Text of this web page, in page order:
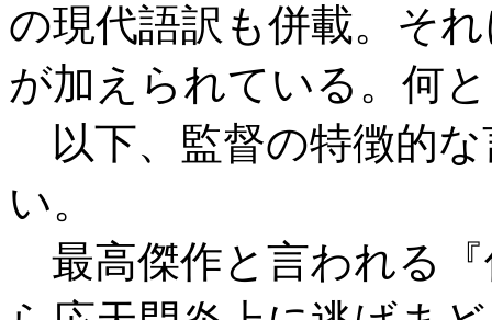
の現代語訳も併載。そ
が加えられている。何
以下、監督の特徴的
い。
最高傑作と言われる『